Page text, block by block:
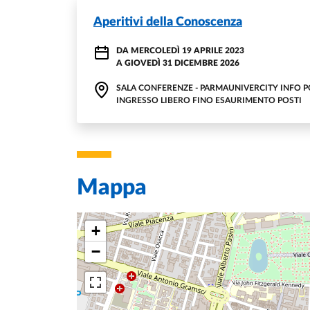
Aperitivi della Conoscenza
DA MERCOLEDÌ 19 APRILE 2023
A GIOVEDÌ 31 DICEMBRE 2026
SALA CONFERENZE - PARMAUNIVERCITY INFO
INGRESSO LIBERO FINO ESAURIMENTO POSTI
Mappa
+
−